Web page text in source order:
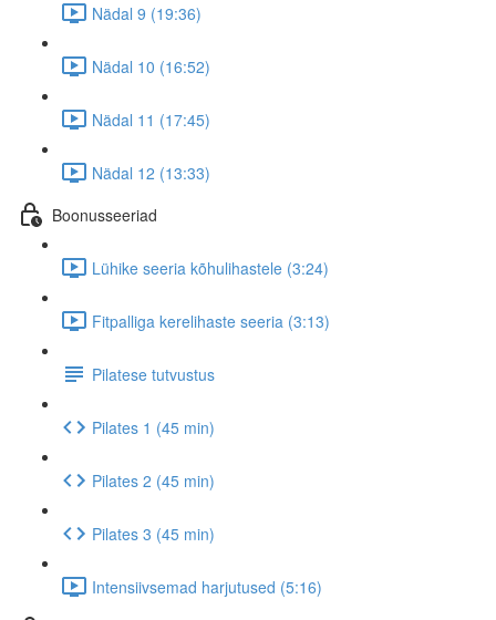
Nädal 9 (19:36)
Nädal 10 (16:52)
Nädal 11 (17:45)
Nädal 12 (13:33)
Boonusseeriad
Lühike seeria kõhulihastele (3:24)
Fitpalliga kerelihaste seeria (3:13)
Pilatese tutvustus
Pilates 1 (45 min)
Pilates 2 (45 min)
Pilates 3 (45 min)
Intensiivsemad harjutused (5:16)